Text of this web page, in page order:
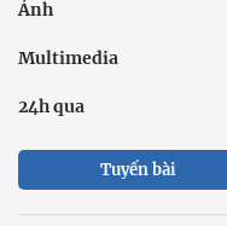
Ảnh
Multimedia
24h qua
Tuyến bài